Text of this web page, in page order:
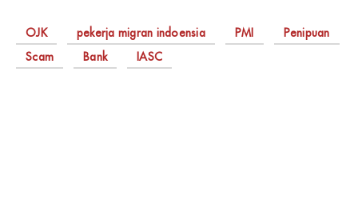
OJK pekerja migran indoensia PMI
Penipuan
Scam
Bank IASC